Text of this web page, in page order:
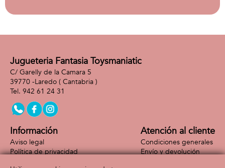
Jugueteria Fantasia Toysmaniatic
C/ Garelly de la Camara 5
39770 -Laredo ( Cantabria )
942 61 24 31
Información
Aviso legal
Política de privacidad
Atención al cliente
Condiciones generales
Envío y devolución